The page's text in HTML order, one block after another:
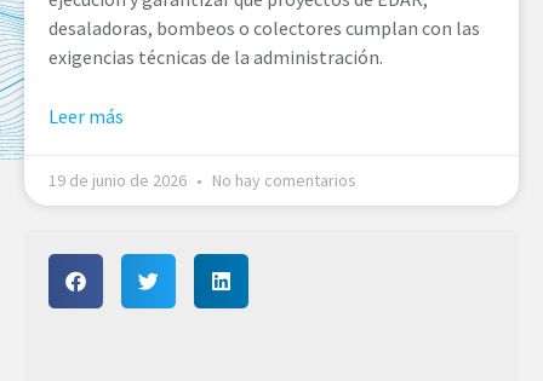
desaladoras, bombeos o colectores cumplan con las
exigencias técnicas de la administración.
Leer más
19 de junio de 2026 No hay comentarios